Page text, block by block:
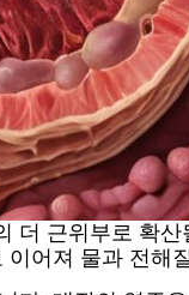
근위부로 확
어져 물과 전해